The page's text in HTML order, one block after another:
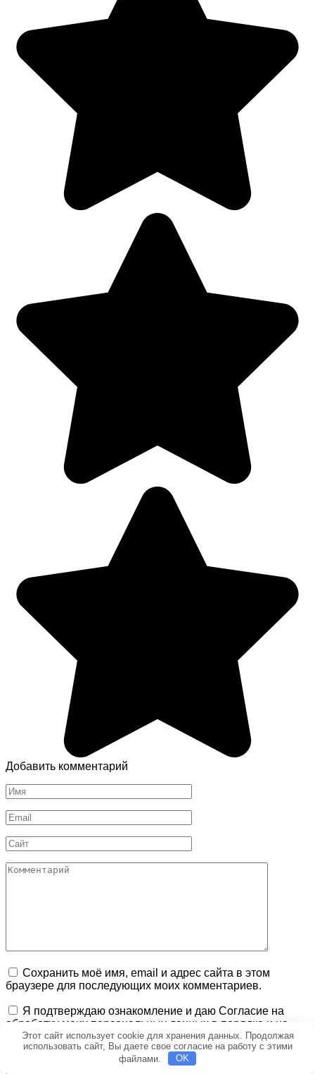
Добавить комментарий
Имя
*
Email
*
Сайт
Комментарий
Сохранить моё имя, email и адрес сайта в этом
браузере для последующих моих комментариев.
Я подтверждаю ознакомление и даю Согласие на
обработку моих персональных данных в порядке и на
условиях, указанных вПолитике обработки
персональных данных .
Этот сайт использует cookie для хранения данных. Продолжая
использовать сайт, Вы даете свое согласие на работу с этими
файлами.
OK